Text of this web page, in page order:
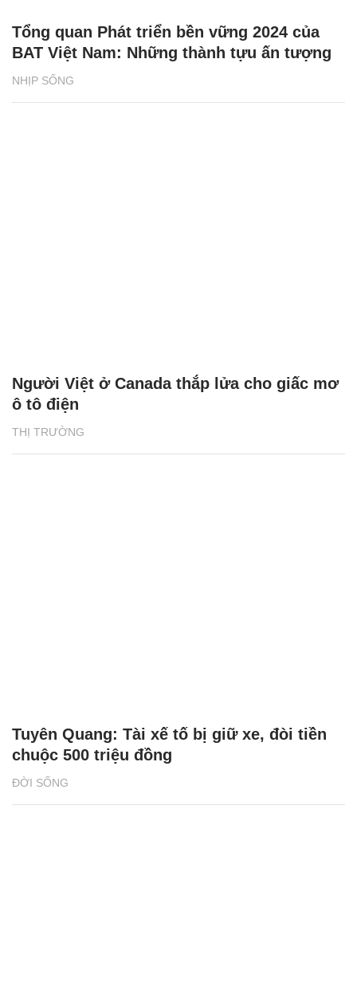
NHỊP SỐNG
Tổng quan Phát triển bền vững 2024 của
BAT Việt Nam: Những thành tựu ấn tượng
THỊ TRƯỜNG
Người Việt ở Canada thắp lửa cho giấc mơ
ô tô điện
ĐỜI SỐNG
Tuyên Quang: Tài xế tố bị giữ xe, đòi tiền
chuộc 500 triệu đồng